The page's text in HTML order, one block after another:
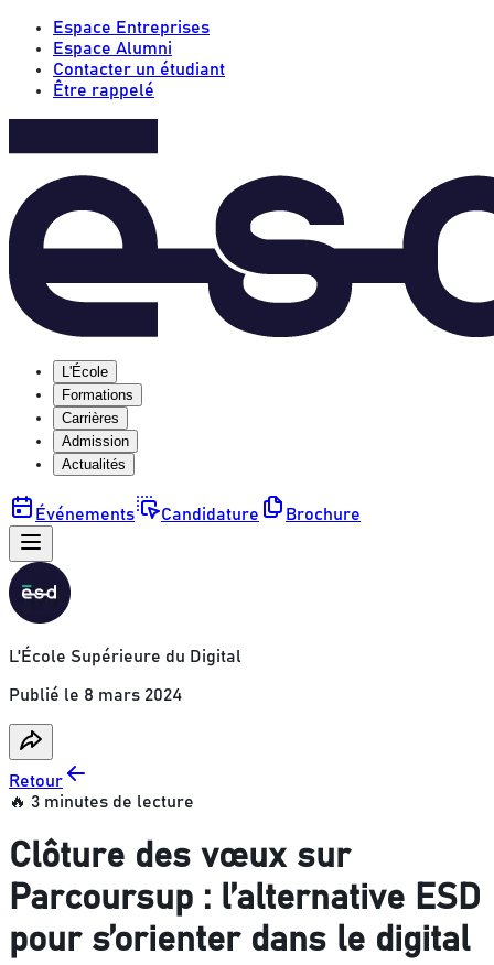
Espace Entreprises
Espace Alumni
Contacter un étudiant
Être rappelé
L'École
Formations
Carrières
Admission
Actualités
Événements Candidature Brochure
L'École Supérieure du Digital
Publié le 8 mars 2024
Retour
🔥 3 minutes de lecture
Clôture des vœux sur
Parcoursup : l’alternative ESD
pour s’orienter dans le digital